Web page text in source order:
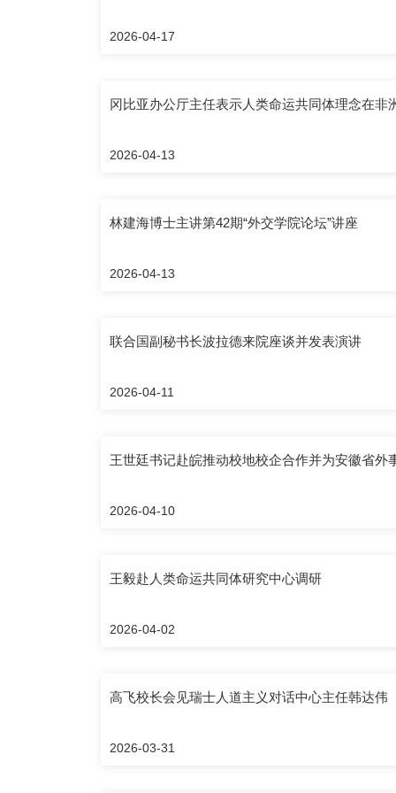
2026-04-17
冈比亚办公厅主任表示人类命运共同体理念在非
2026-04-13
林建海博士主讲第42期“外交学院论坛”讲座
2026-04-13
联合国副秘书长波拉德来院座谈并发表演讲
2026-04-11
王世廷书记赴皖推动校地校企合作并为安徽省外
2026-04-10
王毅赴人类命运共同体研究中心调研
2026-04-02
高飞校长会见瑞士人道主义对话中心主任韩达伟
2026-03-31